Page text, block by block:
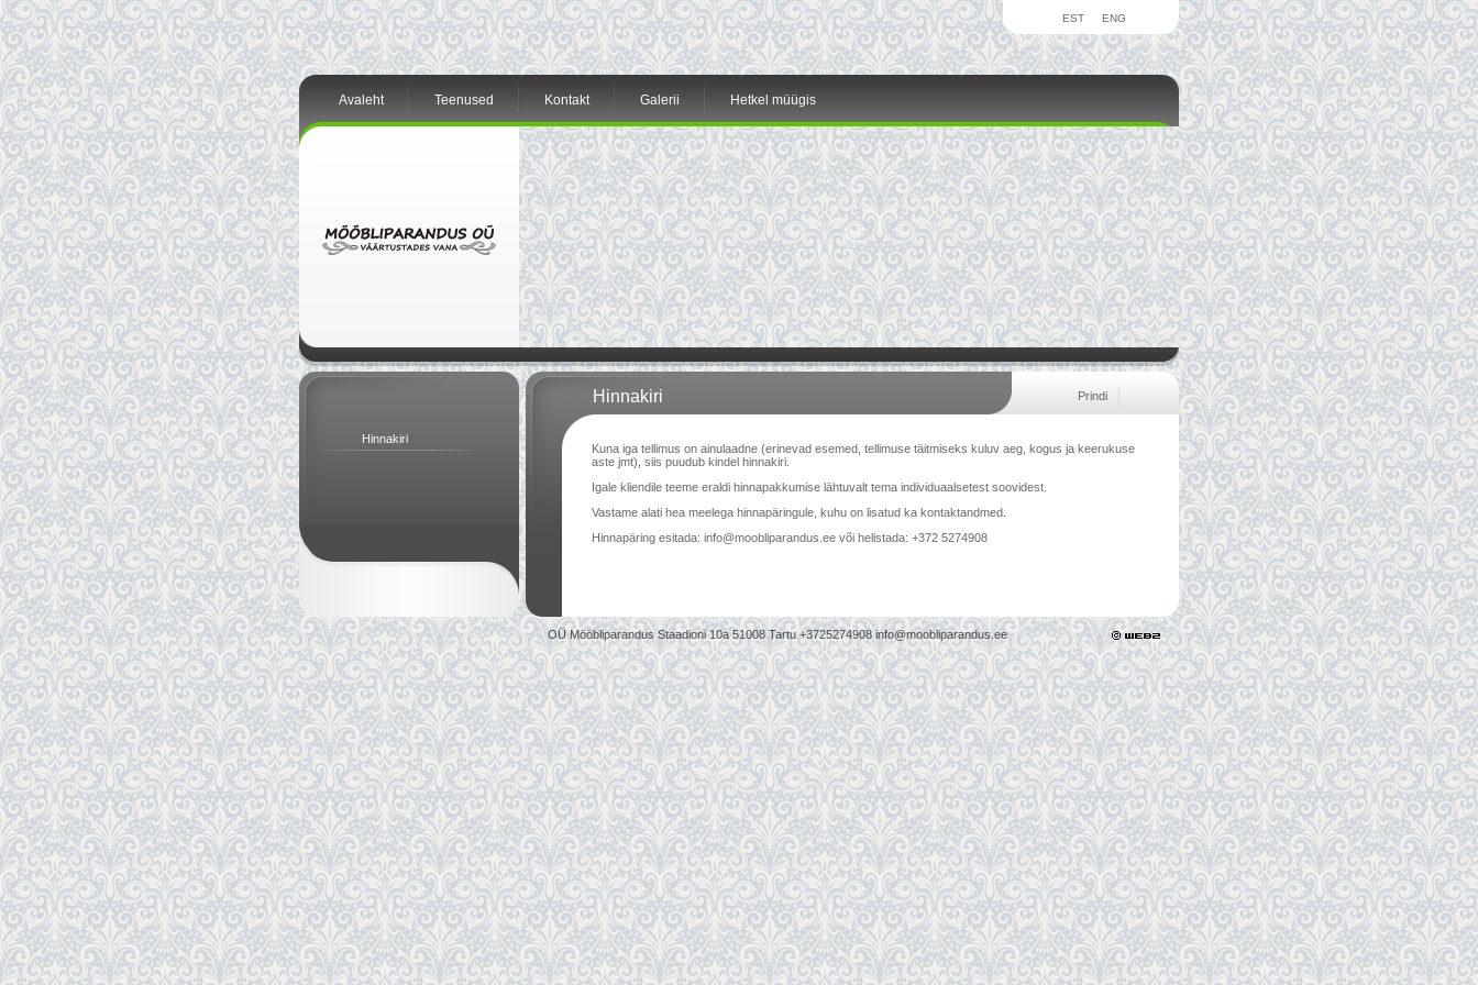
EST ENG
Avaleht Teenused Kontakt Galerii Hetkel müügis
Hinnakiri Prindi
Hinnakiri
Kuna iga tellimus on ainulaadne (erinevad esemed, tellimuse täitmiseks kuluv aeg, kogus ja keerukuse
aste jmt), siis puudub kindel hinnakiri.
Igale kliendile teeme eraldi hinnapakkumise lähtuvalt tema individuaalsetest soovidest.
Vastame alati hea meelega hinnapäringule, kuhu on lisatud ka kontaktandmed.
Hinnapäring esitada: info@moobliparandus.ee või helistada: +372 5274908
OÜ Mööbliparandus Staadioni 10a 51008 Tartu +3725274908 info@moobliparandus.ee